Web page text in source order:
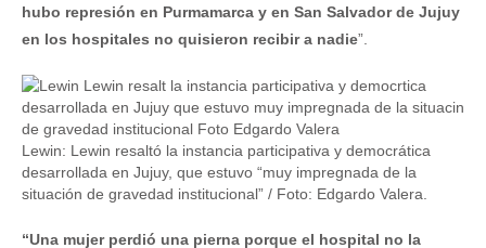
hubo represión en Purmamarca y en San Salvador de Jujuy
en los hospitales no quisieron recibir a nadie”.
Lewin: Lewin resaltó la instancia participativa y democrática
desarrollada en Jujuy, que estuvo “muy impregnada de la
situación de gravedad institucional” / Foto: Edgardo Valera.
“Una mujer perdió una pierna porque el hospital no la